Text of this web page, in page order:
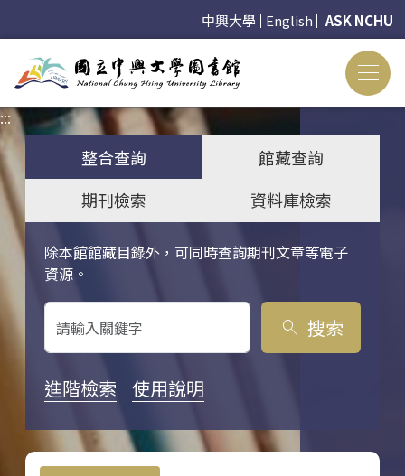
中興大學 English ASK NCHU
:::
整合查詢
館藏查詢
期刊檢索
資料庫檢索
除本館館藏目錄外，可同時查詢期刊文章等電子
資源。
關鍵字搜尋
search 搜索
進階檢索 使用說明